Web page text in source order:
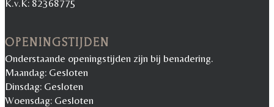
K.v.K: 82368775
OPENINGSTIJDEN
Onderstaande openingstijden zijn bij benadering.
Maandag: Gesloten
Dinsdag: Gesloten
Woensdag: Gesloten